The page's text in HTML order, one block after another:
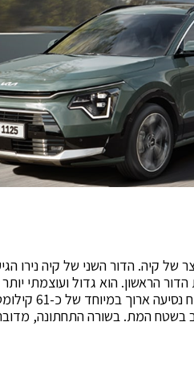
סוס לצד
בשטח המת. בשורה התחתונה,